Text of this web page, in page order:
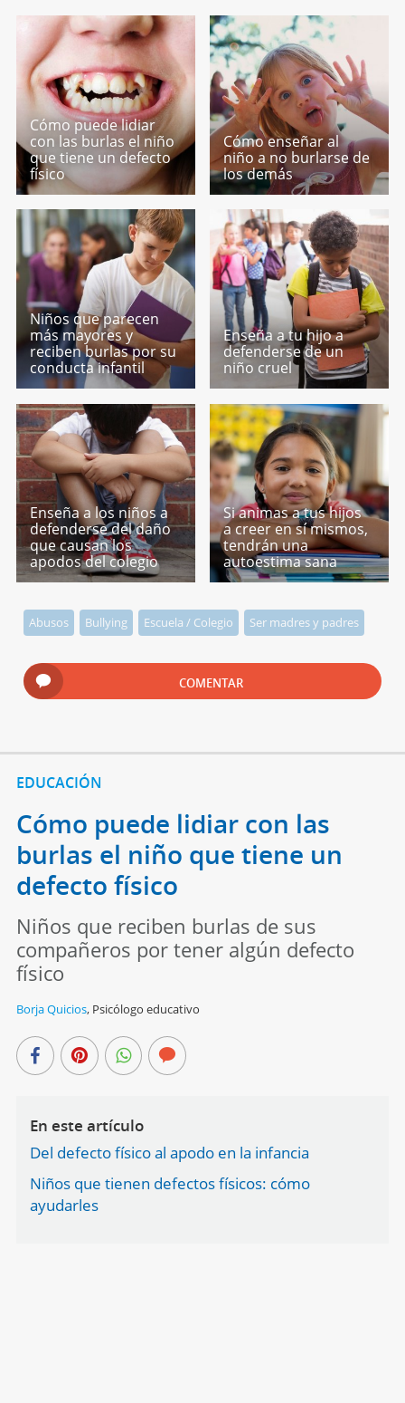
Cómo puede lidiar
con las burlas el niño
que tiene un defecto
físico
Cómo enseñar al
niño a no burlarse de
los demás
Niños que parecen
más mayores y
reciben burlas por su
conducta infantil
Enseña a tu hijo a
defenderse de un
niño cruel
Enseña a los niños a
defenderse del daño
que causan los
apodos del colegio
Si animas a tus hijos
a creer en sí mismos,
tendrán una
autoestima sana
Abusos Bullying Escuela / Colegio Ser madres y padres
COMENTAR
EDUCACIÓN
Cómo puede lidiar con las
burlas el niño que tiene un
defecto físico
Niños que reciben burlas de sus
compañeros por tener algún defecto
físico
Borja Quicios, Psicólogo educativo
En este artículo
Del defecto físico al apodo en la infancia
Niños que tienen defectos físicos: cómo
ayudarles